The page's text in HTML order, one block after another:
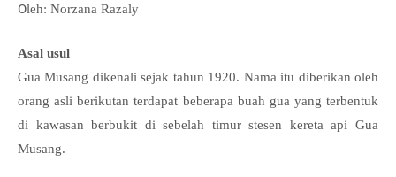
Oleh: Norzana Razaly
Asal usul
Gua Musang dikenali sejak tahun 1920. Nama itu diberikan oleh
orang asli berikutan terdapat beberapa buah gua yang terbentuk
di kawasan berbukit di sebelah timur stesen kereta api Gua
Musang.